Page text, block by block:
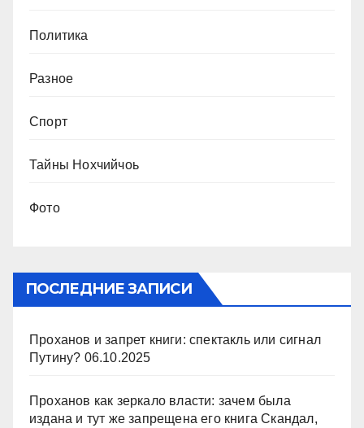
Политика
Разное
Спорт
Тайны Нохчийчоь
Фото
ПОСЛЕДНИЕ ЗАПИСИ
Проханов и запрет книги: спектакль или сигнал
Путину? 06.10.2025
Проханов как зеркало власти: зачем была
издана и тут же запрещена его книга Скандал,